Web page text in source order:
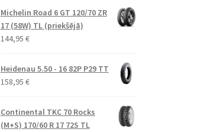
Michelin Road 6 GT 120/70 ZR
17 (58W) TL (priekšējā)
144,95 €
Heidenau 5.50 - 16 82P P29 TT
158,95 €
Continental TKC 70 Rocks
(M+S) 170/60 R 17 72S TL